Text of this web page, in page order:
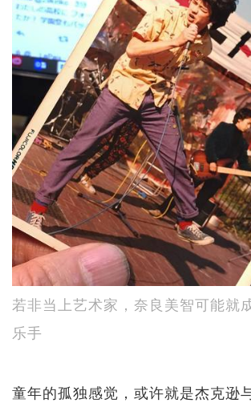
若非当上艺术家，奈良美智可能就
乐手
童年的孤独感觉，或许就是杰克逊